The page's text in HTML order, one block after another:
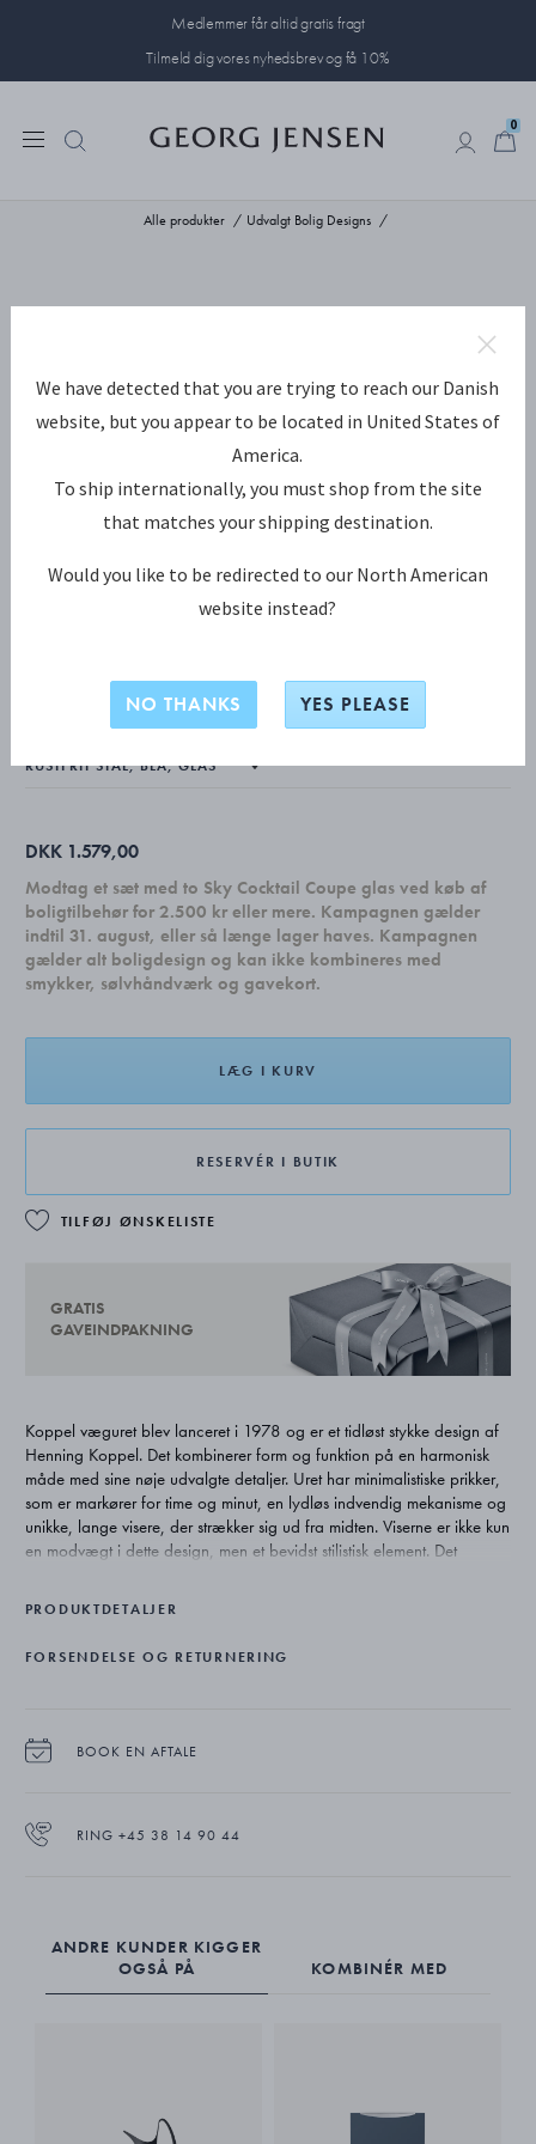
Medlemmer får altid gratis fragt
Tilmeld dig vores nyhedsbrev og få 10%
0
Alle produkter Udvalgt Bolig Designs
Koppel vægur 22 cm, blå
DKK 1.579,00
Modtag et sæt med to Sky Cocktail Coupe glas ved køb af
boligtilbehør for 2.500 kr eller mere. Kampagnen gælder
indtil 31. august, eller så længe lager haves. Kampagnen
gælder alt boligdesign og kan ikke kombineres med
smykker, sølvhåndværk og gavekort.
LÆG I KURV
RESERVÉR I BUTIK
TILFØJ ØNSKELISTE
GRATIS
GAVEINDPAKNING
Koppel væguret blev lanceret i 1978 og er et tidløst stykke design af
Henning Koppel. Det kombinerer form og funktion på en harmonisk
måde med sine nøje udvalgte detaljer. Uret har minimalistiske prikker,
som er markører for time og minut, en lydløs indvendig mekanisme og
unikke, lange visere, der strækker sig ud fra midten. Viserne er ikke kun
en modvægt i dette design, men et bevidst stilistisk element. Det
til.
PRODUKTDETALJER
FORSENDELSE OG RETURNERING
BOOK EN AFTALE
RING +45 38 14 90 44
ANDRE KUNDER KIGGER
OGSÅ PÅ
KOMBINÉR MED
We have detected that you are trying to reach our Danish
website, but you appear to be located in United States of
America.
To ship internationally, you must shop from the site
that matches your shipping destination.
Would you like to be redirected to our North American
website instead?
NO THANKS YES PLEASE